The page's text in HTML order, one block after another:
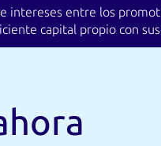
intereses entre los
capital propio con